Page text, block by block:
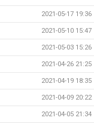
2021-05-17 19:36
2021-05-10 15:47
2021-05-03 15:26
2021-04-26 21:25
2021-04-19 18:35
2021-04-09 20:22
2021-04-05 21:34